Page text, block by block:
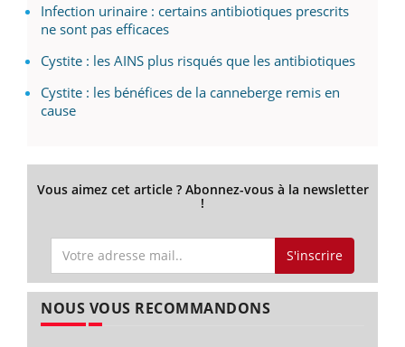
Infection urinaire : certains antibiotiques prescrits
ne sont pas efficaces
Cystite : les AINS plus risqués que les antibiotiques
Cystite : les bénéfices de la canneberge remis en
cause
Vous aimez cet article ? Abonnez-vous à la newsletter
!
S'inscrire
NOUS VOUS RECOMMANDONS